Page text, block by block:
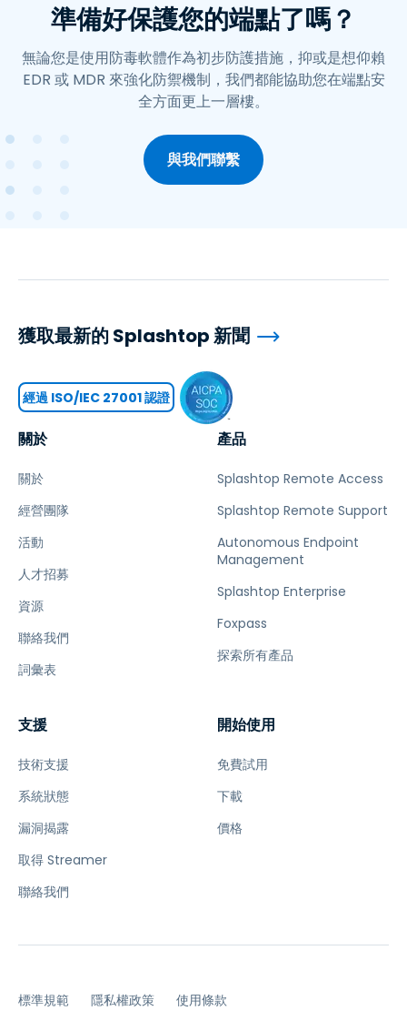
準備好保護您的端點了嗎？
無論您是使用防毒軟體作為初步防護措施，抑或是想仰賴
EDR 或 MDR 來強化防禦機制，我們都能協助您在端點安
全方面更上一層樓。
與我們聯繫
關於
關於
經營團隊
活動
人才招募
資源
聯絡我們
詞彙表
產品
Splashtop Remote Access
Splashtop Remote Support
Autonomous Endpoint
Management
Splashtop Enterprise
Foxpass
探索所有產品
支援
技術支援
系統狀態
漏洞揭露
取得 Streamer
聯絡我們
開始使用
免費試用
下載
價格
獲取最新的 Splashtop 新聞
經過 ISO/IEC 27001 認證
標準規範 隱私權政策 使用條款